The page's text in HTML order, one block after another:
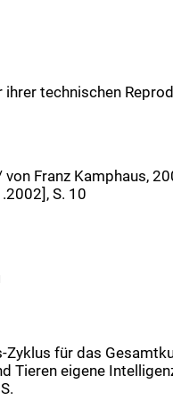
technischen
Franz Kamphaus,
S. 10
Zyklus für das
Tieren eigene